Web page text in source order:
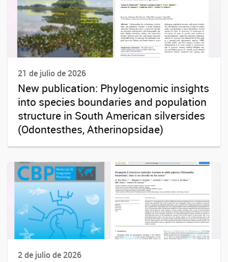
21 de julio de 2026
New publication: Phylogenomic insights
into species boundaries and population
structure in South American silversides
(Odontesthes, Atherinopsidae)
2 de julio de 2026